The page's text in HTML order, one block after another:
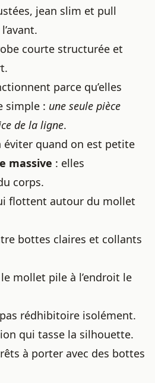
jean slim et pull
courte structurée et
parce qu’elles
simple : une seule pièce
de la ligne.
éviter quand on est petite
massive : elles
corps.
flottent autour du mollet
bottes claires et collants
mollet pile à l’endroit le
rédhibitoire isolément.
qui tasse la silhouette.
à porter avec des bottes